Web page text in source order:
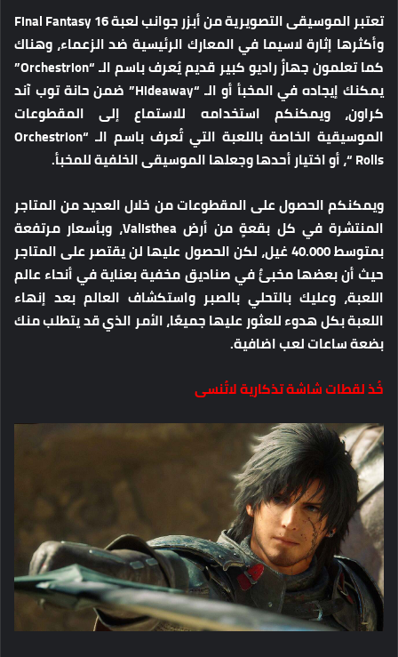
تعتبر الموسيقى التصويرية من أبزر جوانب لعبة Final Fantasy 16
وأكثرها إثارة لاسيما في المعارك الرئيسية ضد الزعماء، وهناك
كما تعلمون جهازٌ راديو كبير قديم يُعرف باسم الـ “Orchestrion”
يمكنك إيجاده في المخبأ أو الـ “Hideaway” ضمن حانة توب آند
كراون، ويمكنكم استخدامه للاستماع إلى المقطوعات
الموسيقية الخاصة باللعبة التي تُعرف باسم الـ “Orchestrion
Rolls “، أو اختيار أحدها وجعلها الموسيقى الخلفية للمخبأ.
ويمكنكم الحصول على المقطوعات من خلال العديد من المتاجر
المنتشرة في كل بقعةٍ من أرض Valisthea، وبأسعار مرتفعة
بمتوسط 40.000 غيل، لكن الحصول عليها لن يقتصر على المتاجر
حيث أن بعضها مخبئٌ في صناديق مخفية بعناية في أنحاء عالم
اللعبة، وعليك بالتحلي بالصبر واستكشاف العالم بعد إنهاء
اللعبة بكل هدوء للعثور عليها جميعًا، الأمر الذي قد يتطلب منك
بضعة ساعات لعب اضافية.
خُذ لقطات شاشة تذكارية لاتُنسى